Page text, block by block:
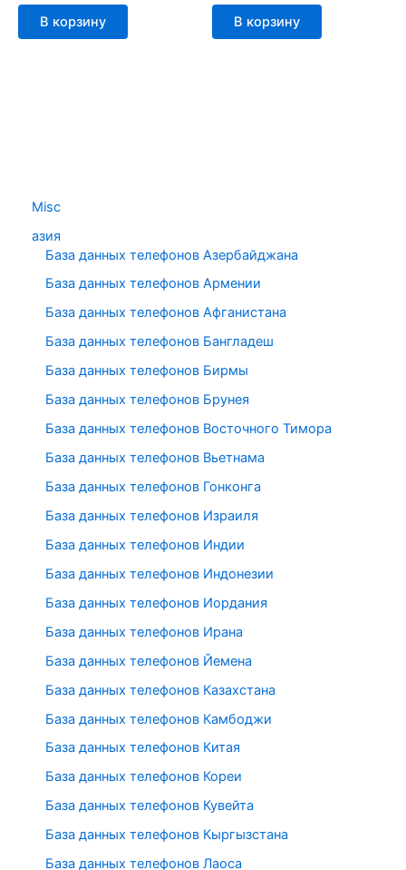
Misc
азия
База данных телефонов Азербайджана
База данных телефонов Армении
База данных телефонов Афганистана
База данных телефонов Бангладеш
База данных телефонов Бирмы
База данных телефонов Брунея
База данных телефонов Восточного Тимора
База данных телефонов Вьетнама
База данных телефонов Гонконга
База данных телефонов Израиля
База данных телефонов Индии
База данных телефонов Индонезии
База данных телефонов Иордания
База данных телефонов Ирана
База данных телефонов Йемена
База данных телефонов Казахстана
База данных телефонов Камбоджи
База данных телефонов Китая
База данных телефонов Кореи
База данных телефонов Кувейта
База данных телефонов Кыргызстана
База данных телефонов Лаоса
В корзину В корзину